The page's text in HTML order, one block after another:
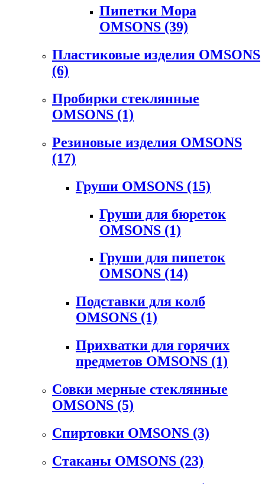
Пипетки Мора
OMSONS (39)
Пластиковые изделия OMSONS
(6)
Пробирки стеклянные
OMSONS (1)
Резиновые изделия OMSONS
(17)
Груши OMSONS (15)
Груши для бюреток
OMSONS (1)
Груши для пипеток
OMSONS (14)
Подставки для колб
OMSONS (1)
Прихватки для горячих
предметов OMSONS (1)
Совки мерные стеклянные
OMSONS (5)
Спиртовки OMSONS (3)
Стаканы OMSONS (23)